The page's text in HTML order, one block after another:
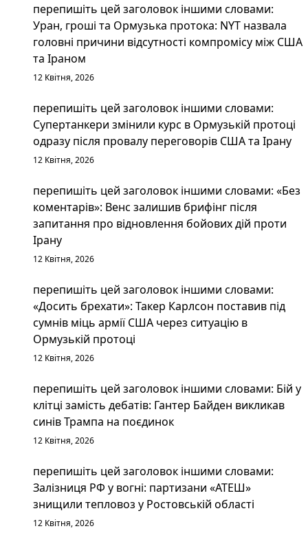
перепишіть цей заголовок іншими словами:
Уран, гроші та Ормузька протока: NYT назвала
головні причини відсутності компромісу між США
та Іраном
12 Квітня, 2026
перепишіть цей заголовок іншими словами:
Супертанкери змінили курс в Ормузькій протоці
одразу після провалу переговорів США та Ірану
12 Квітня, 2026
перепишіть цей заголовок іншими словами: «Без
коментарів»: Венс залишив брифінг після
запитання про відновлення бойових дій проти
Ірану
12 Квітня, 2026
перепишіть цей заголовок іншими словами:
«Досить брехати»: Такер Карлсон поставив під
сумнів міць армії США через ситуацію в
Ормузькій протоці
12 Квітня, 2026
перепишіть цей заголовок іншими словами: Бій у
клітці замість дебатів: Гантер Байден викликав
синів Трампа на поєдинок
12 Квітня, 2026
перепишіть цей заголовок іншими словами:
Залізниця РФ у вогні: партизани «АТЕШ»
знищили тепловоз у Ростовській області
12 Квітня, 2026